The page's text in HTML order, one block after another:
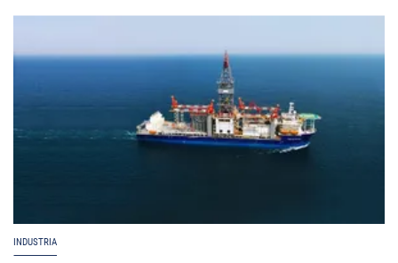
INDUSTRIA